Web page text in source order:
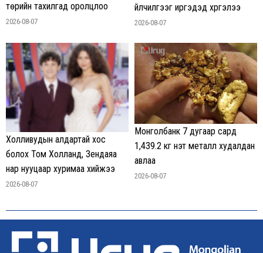
төрийн тахилгад оролцлоо
2026-08-07
үйлчилгээг иргэдэд хүргэлээ
2026-08-07
Холливудын алдартай хос
болох Том Холланд, Зендаяа
нар нууцаар хуримаа хийжээ
2026-08-07
Монголбанк 7 дугаар сард
1,439.2 кг үнэт металл худалдан
авлаа
2026-08-07